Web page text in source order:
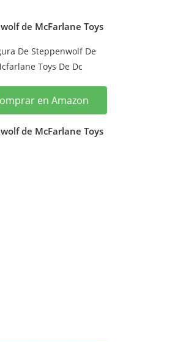
de McFarlane Toys
en Amazon
de McFarlane Toys